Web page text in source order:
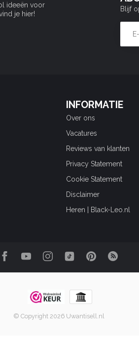
ideeën voor
je hier!
Blijf
INFORMATIE
Over ons
Vacatures
Reviews van klanten
Privacy Statement
Cookie Statement
Disclaimer
Heren | Black-Leo.nl
© Copyright 2026 Uwantisell.nl